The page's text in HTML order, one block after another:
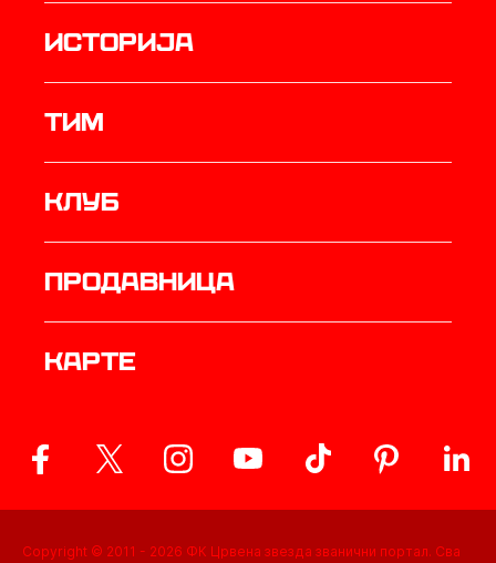
историја
ТИМ
Клуб
продавница
Карте
Copyright © 2011 - 2026 ФК Црвена звезда званични портал. Сва